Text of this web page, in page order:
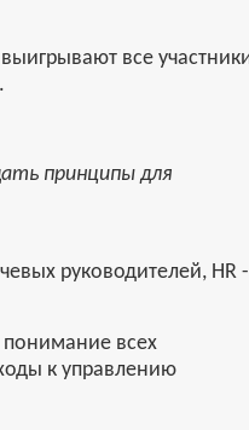
все
принципы для
руководителей, НR -
всех
к управлению